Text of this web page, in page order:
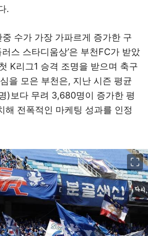
.
수가 가장 가파르게 증가한 구
러스 스타디움상’은 부천FC가 받았
K리그1 승격 조명을 받으며 축구
을 모은 부천은, 지난 시즌 평균
)보다 무려 3,680명이 증가한 평
해 전폭적인 마케팅 성과를 인정